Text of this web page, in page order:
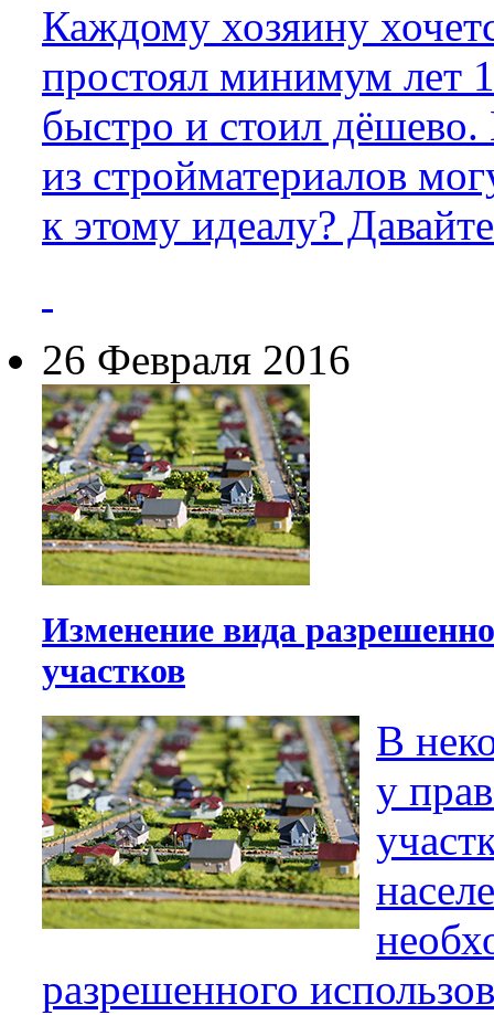
Каждому хозяину
простоял минимум лет
быстро и стоил
из стройматериалов
к этому идеалу?
26 Февраля 2016
Изменение вида
участков
В
у
разрешенного